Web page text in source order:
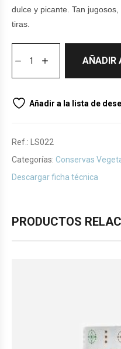
dulce y picante. Tan
tiras.
AÑADIR
Añadir a la lista de
Ref.:
LS022
Categorías: Conservas
Descargar ficha técnica
PRODUCTOS